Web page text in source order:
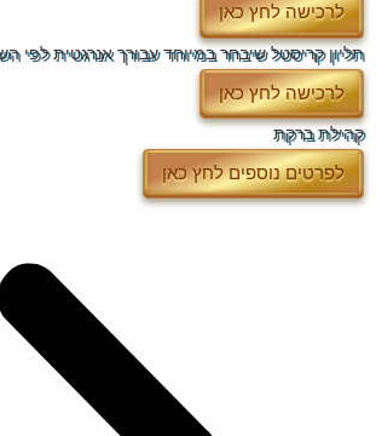
לרכישה לחץ כאן
תליון קריסטל שיבחר במיוחד עבורך אנרגטית לפי
לרכישה לחץ כאן
קהילת ברקת
לפרטים נוספים לחץ כאן